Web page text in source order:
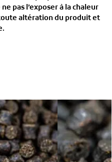
pas l’exposer à la chaleur
altération du produit et